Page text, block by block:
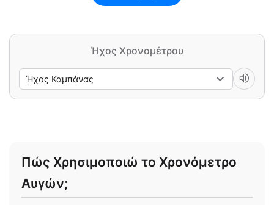
Ήχος Χρονομέτρου
volume_up
Πώς Χρησιμοποιώ το Χρονόμετρο
Αυγών;